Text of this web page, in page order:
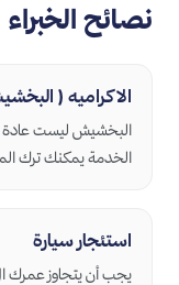
نصائح الخبراء
الاكراميه (
البخشيش ليست عادة
الخدمة يمكنك ترك
استئجار سيارة